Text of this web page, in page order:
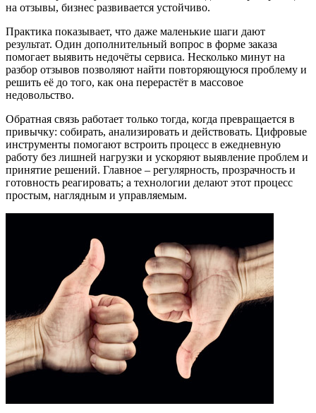
на отзывы, бизнес развивается устойчиво.
Практика показывает, что даже маленькие шаги дают
результат. Один дополнительный вопрос в форме заказа
помогает выявить недочёты сервиса. Несколько минут на
разбор отзывов позволяют найти повторяющуюся проблему и
решить её до того, как она перерастёт в массовое
недовольство.
Обратная связь работает только тогда, когда превращается в
привычку: собирать, анализировать и действовать. Цифровые
инструменты помогают встроить процесс в ежедневную
работу без лишней нагрузки и ускоряют выявление проблем и
принятие решений. Главное – регулярность, прозрачность и
готовность реагировать; а технологии делают этот процесс
простым, наглядным и управляемым.